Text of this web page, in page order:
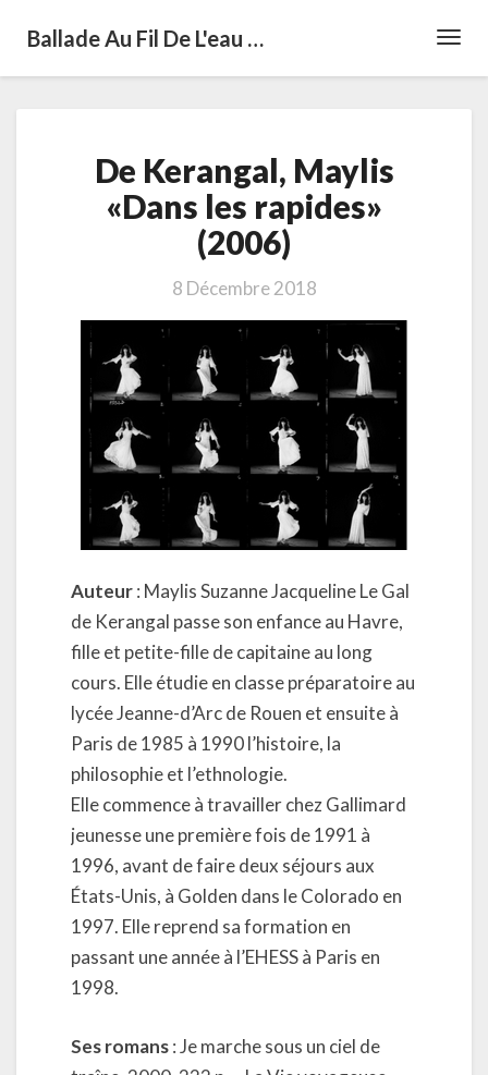
Ballade Au Fil De L'eau …
Kerangal,
Maylis
«Dans
les
rapides»
(2006)
De Kerangal, Maylis
«Dans les rapides»
(2006)
8 Décembre 2018
Auteur: Maylis Suzanne Jacqueline Le Gal
de Kerangal passe son enfance au Havre,
fille et petite-fille de capitaine au long
cours. Elle étudie en classe préparatoire au
lycée Jeanne-d’Arc de Rouen et ensuite à
Paris de 1985 à 1990 l’histoire, la
philosophie et l’ethnologie.
Elle commence à travailler chez Gallimard
jeunesse une première fois de 1991 à
1996, avant de faire deux séjours aux
États-Unis, à Golden dans le Colorado en
1997. Elle reprend sa formation en
passant une année à l’EHESS à Paris en
1998.
Ses romans: Je marche sous un ciel de